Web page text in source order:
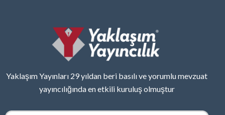
Yaklaşım Yayınları 29 yıldan beri basılı ve yorumlu mevzuat
yayıncılığında en etkili kuruluş olmuştur